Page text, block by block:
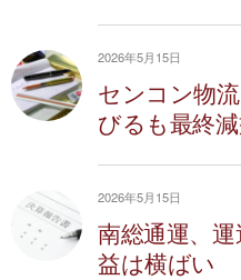
2026年5月15日
センコン物
びるも最終
2026年5月15日
南総通運、
益は横ばい